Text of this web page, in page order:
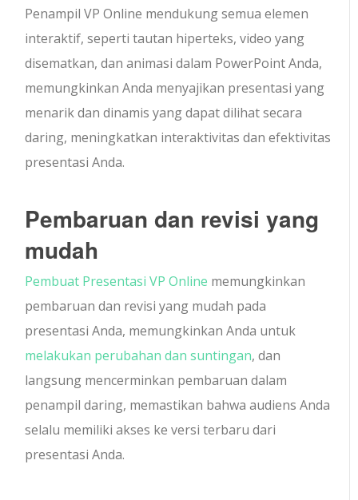
Penampil VP Online mendukung semua elemen
interaktif, seperti tautan hiperteks, video yang
disematkan, dan animasi dalam PowerPoint Anda,
memungkinkan Anda menyajikan presentasi yang
menarik dan dinamis yang dapat dilihat secara
daring, meningkatkan interaktivitas dan efektivitas
presentasi Anda.
Pembaruan dan revisi yang
mudah
Pembuat Presentasi VP Online memungkinkan
pembaruan dan revisi yang mudah pada
presentasi Anda, memungkinkan Anda untuk
melakukan perubahan dan suntingan, dan
langsung mencerminkan pembaruan dalam
penampil daring, memastikan bahwa audiens Anda
selalu memiliki akses ke versi terbaru dari
presentasi Anda.